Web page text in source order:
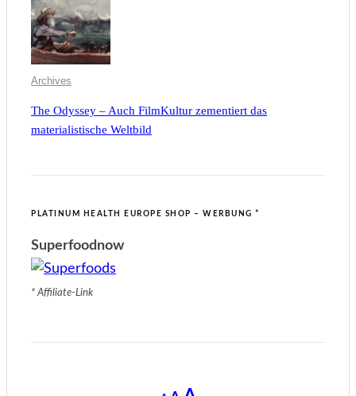
Archives
The Odyssey – Auch FilmKultur zementiert das
materialistische Weltbild
PLATINUM HEALTH EUROPE SHOP – WERBUNG *
Superfoodnow
* Affiliate-Link
Decrease
Reset